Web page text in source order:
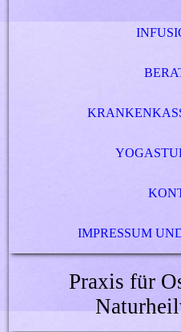
IMPRESSUM
Praxis für